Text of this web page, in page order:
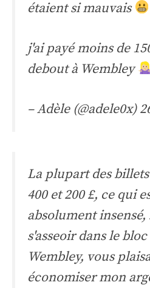
étaient si mauvais
j'ai payé moins de
debout à Wembley
– Adèle (@adele0x)
La plupart des
400 et 200 £, ce qui
absolument insensé,
s'asseoir dans le
Wembley, vous
économiser mon